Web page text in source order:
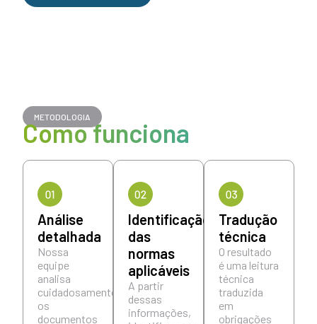
METODOLOGIA
Como funciona
Análise
detalhada
Nossa
equipe
analisa
cuidadosamente
os
documentos
Identificação
das
normas
aplicáveis
A partir
dessas
informações,
Tradução
técnica
O resultado
é uma leitura
técnica
traduzida
em
obrigações